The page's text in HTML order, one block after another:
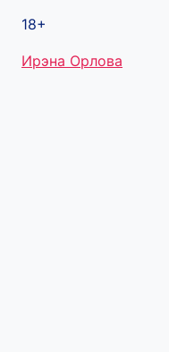
18+
Метки
Ирэна Орлова